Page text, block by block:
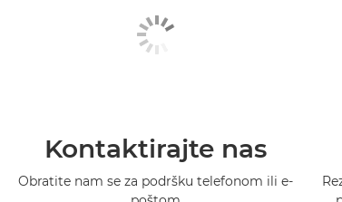
Kontaktirajte nas
Obratite nam se za podršku telefonom ili e-